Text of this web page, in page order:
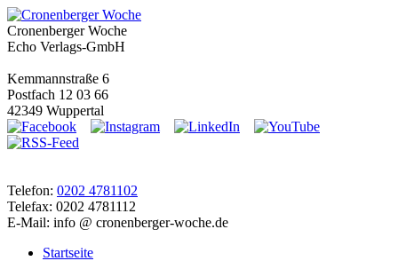
Cronenberger Woche
Echo Verlags-GmbH
Kemmannstraße 6
Postfach 12 03 66
42349 Wuppertal
Telefon: 0202 4781102
Telefax: 0202 4781112
E-Mail: info @ cronenberger-woche.de
Startseite